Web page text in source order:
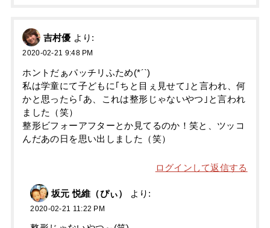
吉村優 より:
2020-02-21 9:48 PM
ホントだぁパッチリふため(*´`)
私は学童にて子どもに｢ちと目ぇ見せて｣と言われ、何
かと思ったら｢あ、これは整形じゃないやつ｣と言われ
ました（笑）
整形ビフォーアフターとか見てるのか！笑と、ツッコ
んだあの日を思い出しました（笑）
ログインして返信する
坂元 悦維（ぴぃ） より:
2020-02-21 11:22 PM